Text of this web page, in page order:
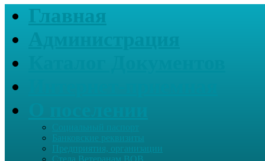
Главная
Банковские реквизиты
Предприятия, организации
Стела Ветеранам ВОВ